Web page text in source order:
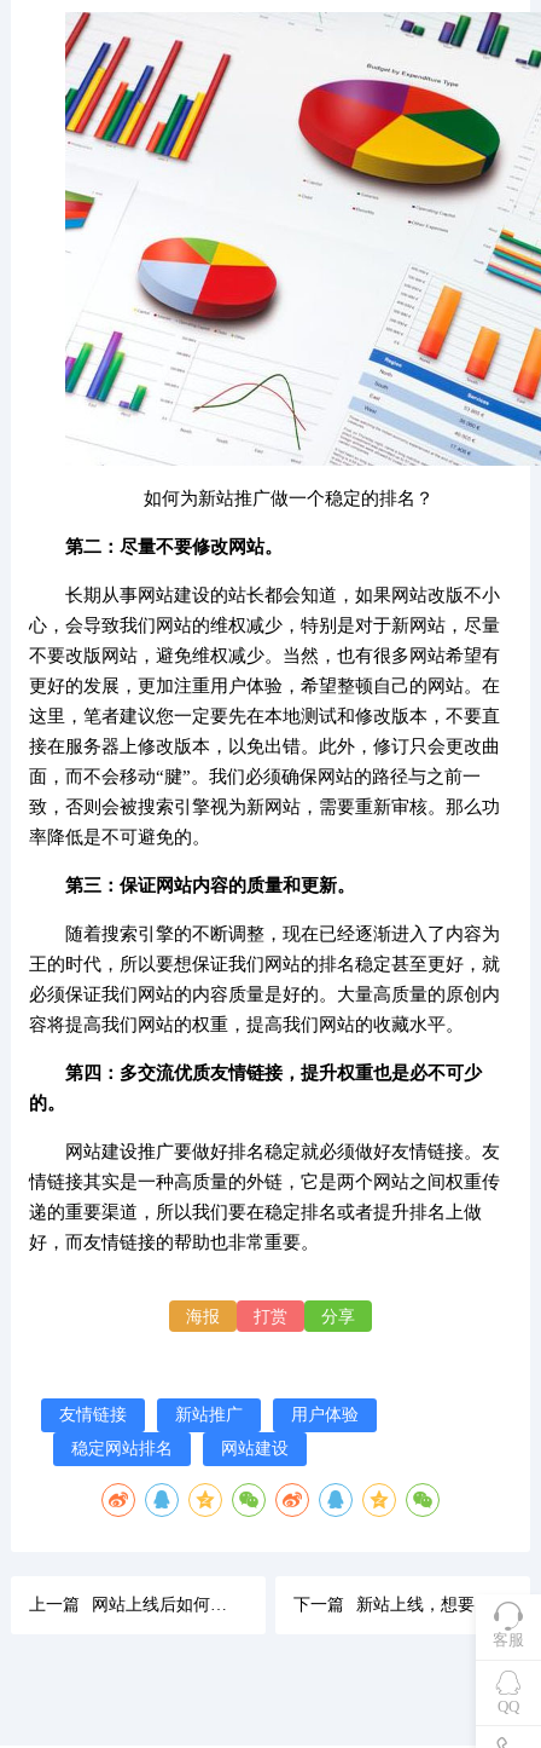
如何为新站推广做一个稳定的排名？
第二：尽量不要修改网站。
长期从事网站建设的站长都会知道，如果网站改版不小
心，会导致我们网站的维权减少，特别是对于新网站，尽量
不要改版网站，避免维权减少。当然，也有很多网站希望有
更好的发展，更加注重用户体验，希望整顿自己的网站。在
这里，笔者建议您一定要先在本地测试和修改版本，不要直
接在服务器上修改版本，以免出错。此外，修订只会更改曲
面，而不会移动“腱”。我们必须确保网站的路径与之前一
致，否则会被搜索引擎视为新网站，需要重新审核。那么功
率降低是不可避免的。
第三：保证网站内容的质量和更新。
随着搜索引擎的不断调整，现在已经逐渐进入了内容为
王的时代，所以要想保证我们网站的排名稳定甚至更好，就
必须保证我们网站的内容质量是好的。大量高质量的原创内
容将提高我们网站的权重，提高我们网站的收藏水平。
第四：多交流优质友情链接，提升权重也是必不可少
的。
网站建设推广要做好排名稳定就必须做好友情链接。友
情链接其实是一种高质量的外链，它是两个网站之间权重传
递的重要渠道，所以我们要在稳定排名或者提升排名上做
好，而友情链接的帮助也非常重要。
海报 打赏 分享
友情链接 新站推广
用户体验
稳定网站排名
网站建设
上一篇 网站上线后如何操作seo优化，以提高网站排名的效率 下一篇
客服
QQ